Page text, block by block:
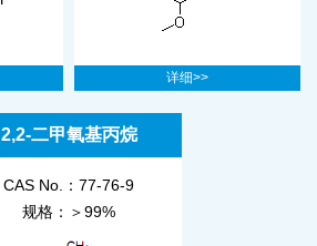
详细>>
2,2-二甲氧基丙烷
CAS No.：77-76-9
规格：＞99%